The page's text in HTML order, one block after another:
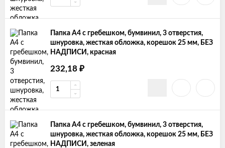
Папка А4 с гребешком, бумвинил, 3 отверстия,
шнуровка, жесткая обложка, корешок 25 мм, БЕЗ
НАДПИСИ, красная
232,18 ₽
Папка А4 с гребешком, бумвинил, 3 отверстия,
шнуровка, жесткая обложка, корешок 25 мм, БЕЗ
НАДПИСИ, зеленая